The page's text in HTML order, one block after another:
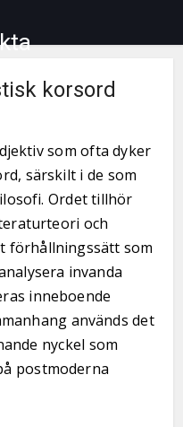
korsord
som ofta dyker
särskilt i de som
Ordet tillhör
och
förhållningssätt som
invanda
inneboende
används det
nyckel som
postmoderna